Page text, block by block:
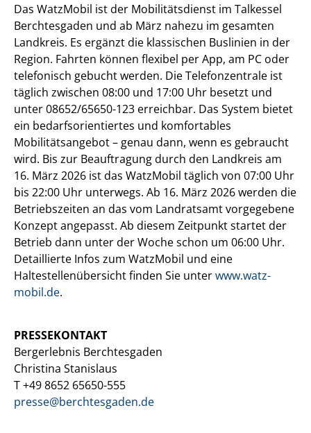
Das WatzMobil ist der Mobilitätsdienst im Talkessel
Berchtesgaden und ab März nahezu im gesamten
Landkreis. Es ergänzt die klassischen Buslinien in der
Region. Fahrten können flexibel per App, am PC oder
telefonisch gebucht werden. Die Telefonzentrale ist
täglich zwischen 08:00 und 17:00 Uhr besetzt und
unter 08652/65650-123 erreichbar. Das System bietet
ein bedarfsorientiertes und komfortables
Mobilitätsangebot – genau dann, wenn es gebraucht
wird. Bis zur Beauftragung durch den Landkreis am
16. März 2026 ist das WatzMobil täglich von 07:00 Uhr
bis 22:00 Uhr unterwegs. Ab 16. März 2026 werden die
Betriebszeiten an das vom Landratsamt vorgegebene
Konzept angepasst. Ab diesem Zeitpunkt startet der
Betrieb dann unter der Woche schon um 06:00 Uhr.
Detaillierte Infos zum WatzMobil und eine
Haltestellenübersicht finden Sie unterwww.watz-
mobil.de.
PRESSEKONTAKT
Bergerlebnis Berchtesgaden
Christina Stanislaus
T +49 8652 65650-555
presse@berchtesgaden.de